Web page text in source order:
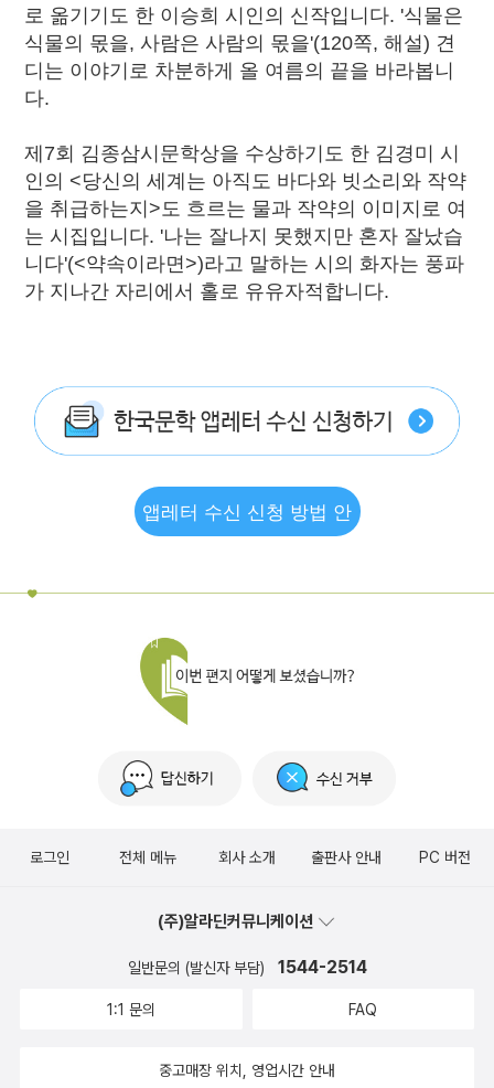
로 옮기기도 한 이승희 시인의 신작입니다. '식물은
식물의 몫을, 사람은 사람의 몫을'(120쪽, 해설) 견
디는 이야기로 차분하게 올 여름의 끝을 바라봅니
다.
제7회 김종삼시문학상을 수상하기도 한 김경미 시
인의 <당신의 세계는 아직도 바다와 빗소리와 작약
을 취급하는지>도 흐르는 물과 작약의 이미지로 여
는 시집입니다. '나는 잘나지 못했지만 혼자 잘났습
니다'(<약속이라면>)라고 말하는 시의 화자는 풍파
가 지나간 자리에서 홀로 유유자적합니다.
앱레터 수신 신청 방법 안
로그인 전체 메뉴 회사 소개 출판사 안내 PC 버전
(주)알라딘커뮤니케이션
일반문의 (발신자 부담) 1544-2514
1:1 문의 FAQ
중고매장 위치, 영업시간 안내